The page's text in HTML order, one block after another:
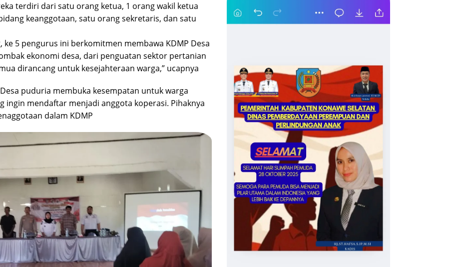
terdiri dari satu orang ketua, 1 orang wakil ketua
keanggotaan, satu orang sekretaris, dan satu
5 pengurus ini berkomitmen membawa KDMP Desa
ekonomi desa, dari penguatan sektor pertanian
dirancang untuk kesejahteraan warga,” ucapnya
puduria membuka kesempatan untuk warga
ingin mendaftar menjadi anggota koperasi. Pihaknya
dalam KDMP